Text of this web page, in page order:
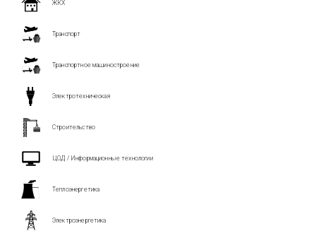
ЖКХ
Транспорт
Транспортное машиностроение
Электротехническая
Строительство
ЦОД / Информационные технологии
Теплоэнергетика
Электроэнергетика